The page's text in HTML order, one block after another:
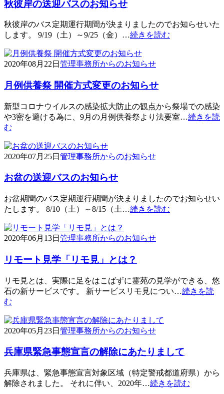
秋彼岸の送迎バスのお知らせ
秋彼岸のバス定期運行期間が決まりましたのでお知らせいた
します。 9/19（土）～9/25（金）…続きを読む
2020年08月22日 管理事務所からのお知らせ
月例供養祭 開催方式変更のお知らせ
新型コロナウイルスの感染拡大防止の観点から祭場での感染
や3密を避ける為に、9月の月例供養祭より法要室…続きを読
む
2020年07月25日 管理事務所からのお知らせ
お盆の送迎バスのお知らせ
お盆期間のバス定期運行期間が決まりましたのでお知らせい
たします。 8/10（土）～8/15（土…続きを読む
2020年06月13日 管理事務所からのお知らせ
リモート見学「リモ見」とは？
リモ見とは、実際に足をはこばずに霊苑の見学ができる、悠
石の新サービスです。 新サービスリモ見につい…続きを読
む
2020年05月23日 管理事務所からのお知らせ
兵庫県緊急事態宣言の解除にあたりまして
兵庫県は、緊急事態宣言対象区域（特定警戒都道府県）から
解除されました。 それに伴い、2020年…続きを読む